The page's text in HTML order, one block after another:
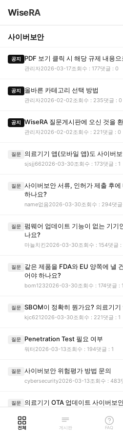
WiseRA
사이버보안
공지 PDF 보기 클릭 시 해당 규제 내용
관리자2026-03-17조회수 : 177댓글 : 0
공지 올바른 카테고리 선택 방법
관리자2026-02-02조회수 : 235댓글 : 0
공지 WiseRA 질문게시판에 오신 것을
관리자2026-02-02조회수 : 221댓글 : 0
질문 의료기기 앱(모바일 앱)도 사이버
sjsjj662026-03-30조회수 : 173댓글 : 1
질문 사이버보안 서류, 인허가 제출 후
하나요?
name없음2026-03-30조회수 : 294댓
질문 펌웨어 업데이트 기능이 없는 기기
나요?
마늘치킨 2026-03-30조회수 : 154댓글 :
질문
같은 제품을 FDA와 EU 양쪽에 낼
어야 하나요?
bom1232026-03-30조회수 : 174댓글 : 1
질문 SBOM이 정확히 뭔가요? 의료기
kjc6212026-03-30조회수 : 221댓글 : 1
질문 Penetration Test 필요 여부
워터 2026-03-13조회수 : 194댓글 : 1
질문 사이버보안 위험평가 방법 문의
cybersecurity2026-03-13조회수 : 483
질문 의료기기 OTA 업데이트 사이버보
전체 게시판 FAQ